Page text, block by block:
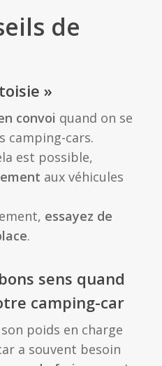
de
»
convoi quand on se
camping-cars.
est possible,
aux véhicules
essayez de
.
sens quand
camping-car
poids en charge
a souvent besoin